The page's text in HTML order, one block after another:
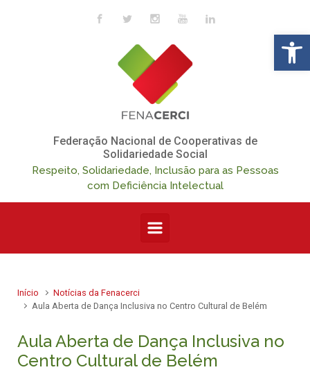
Skip to main content
Federação Nacional de Cooperativas de
Solidariedade Social
Respeito, Solidariedade, Inclusão para as Pessoas
com Deficiência Intelectual
Início
Notícias da Fenacerci
Aula Aberta de Dança Inclusiva no Centro Cultural de Belém
Aula Aberta de Dança Inclusiva no
Centro Cultural de Belém